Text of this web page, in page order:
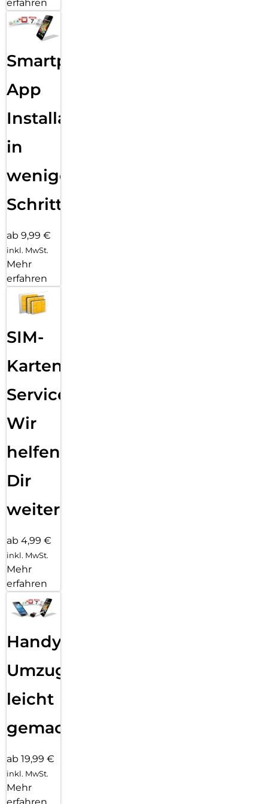
erfahren
Smartphone
App
Installation
in
wenigen
Schritten
ab 9,99 €
inkl. MwSt.
Mehr
erfahren
SIM-
Karten
Service:
Wir
helfen
Dir
weiter
ab 4,99 €
inkl. MwSt.
Mehr
erfahren
Handy
Umzug
leicht
gemacht!
ab 19,99 €
inkl. MwSt.
Mehr